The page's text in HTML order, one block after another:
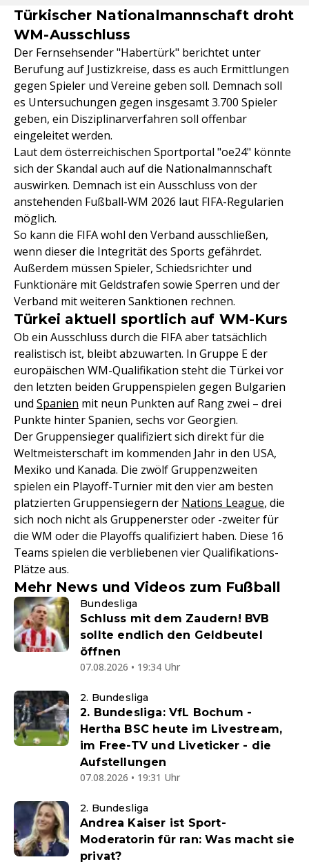
Türkischer Nationalmannschaft droht
WM-Ausschluss
Der Fernsehsender "Habertürk" berichtet unter
Berufung auf Justizkreise, dass es auch Ermittlungen
gegen Spieler und Vereine geben soll. Demnach soll
es Untersuchungen gegen insgesamt 3.700 Spieler
geben, ein Disziplinarverfahren soll offenbar
eingeleitet werden.
Laut dem österreichischen Sportportal "oe24" könnte
sich der Skandal auch auf die Nationalmannschaft
auswirken. Demnach ist ein Ausschluss von der
anstehenden Fußball-WM 2026 laut FIFA-Regularien
möglich.
So kann die FIFA wohl den Verband ausschließen,
wenn dieser die Integrität des Sports gefährdet.
Außerdem müssen Spieler, Schiedsrichter und
Funktionäre mit Geldstrafen sowie Sperren und der
Verband mit weiteren Sanktionen rechnen.
Türkei aktuell sportlich auf WM-Kurs
Ob ein Ausschluss durch die FIFA aber tatsächlich
realistisch ist, bleibt abzuwarten. In Gruppe E der
europäischen WM-Qualifikation steht die Türkei vor
den letzten beiden Gruppenspielen gegen Bulgarien
und Spanien mit neun Punkten auf Rang zwei – drei
Punkte hinter Spanien, sechs vor Georgien.
Der Gruppensieger qualifiziert sich direkt für die
Weltmeisterschaft im kommenden Jahr in den USA,
Mexiko und Kanada. Die zwölf Gruppenzweiten
spielen ein Playoff-Turnier mit den vier am besten
platzierten Gruppensiegern der Nations League, die
sich noch nicht als Gruppenerster oder -zweiter für
die WM oder die Playoffs qualifiziert haben. Diese 16
Teams spielen die verbliebenen vier Qualifikations-
Plätze aus.
Mehr News und Videos zum Fußball
Bundesliga
Schluss mit dem Zaudern! BVB
sollte endlich den Geldbeutel
öffnen
07.08.2026 • 19:34 Uhr
2. Bundesliga
2. Bundesliga: VfL Bochum -
Hertha BSC heute im Livestream,
im Free-TV und Liveticker - die
Aufstellungen
07.08.2026 • 19:31 Uhr
2. Bundesliga
Andrea Kaiser ist Sport-
Moderatorin für ran: Was macht sie
privat?